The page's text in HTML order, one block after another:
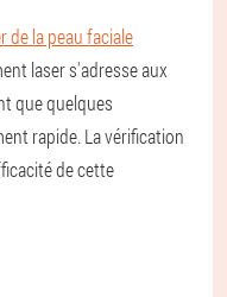
de la peau faciale
laser s'adresse aux
que quelques
rapide. La vérification
de cette